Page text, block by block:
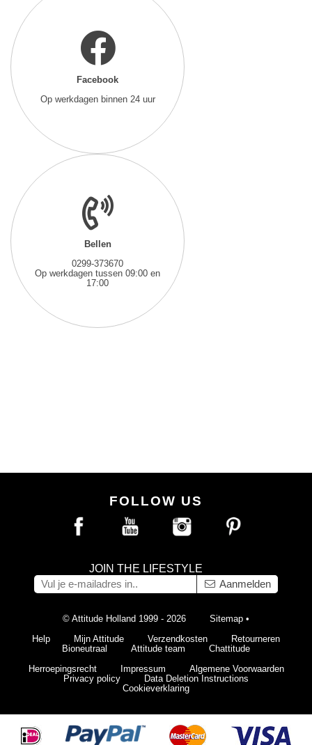
Facebook
Op werkdagen binnen 24 uur
Bellen
0299-373670
Op werkdagen tussen 09:00 en
17:00
FOLLOW US
JOIN THE LIFESTYLE
Aanmelden
© Attitude Holland 1999 - 2026 Sitemap •
Help
Mijn Attitude Verzendkosten
Retourneren
Bioneutraal
Attitude team
Chattitude
Herroepingsrecht
Impressum
Algemene Voorwaarden
Privacy policy
Data Deletion Instructions
Cookieverklaring